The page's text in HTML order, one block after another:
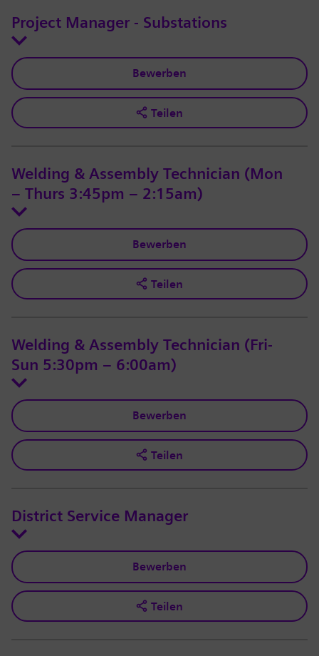
Project Manager - Substations
Bewerben
Teilen
Welding & Assembly Technician (Mon
– Thurs 3:45pm – 2:15am)
Bewerben
Teilen
Welding & Assembly Technician (Fri-
Sun 5:30pm – 6:00am)
Bewerben
Teilen
District Service Manager
Bewerben
Teilen